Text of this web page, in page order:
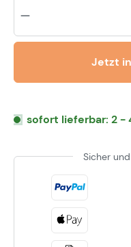
Jetzt
sofort lieferbar: 2 -
Sicher